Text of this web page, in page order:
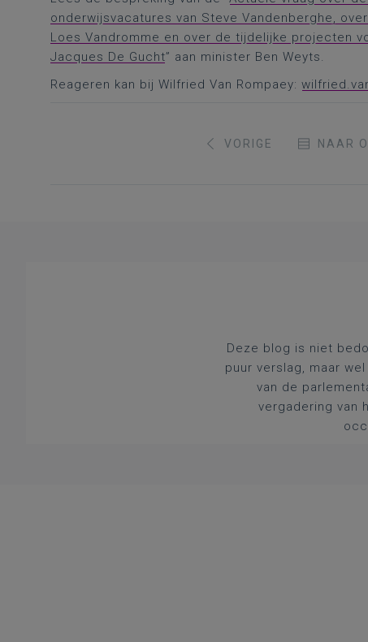
onderwijsvacatures van Steve Vandenberghe,
Loes Vandromme en over de tijdelijke projecten
Jacques De Gucht” aan minister Ben Weyts.
Reageren kan bij Wilfried Van Rompaey:
VORIGE NAAR
Deze blog is niet
puur verslag, maar
van de
vergadering van